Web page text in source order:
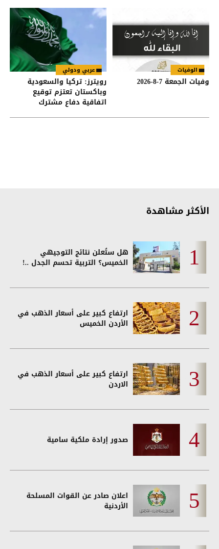
الوفيات
وفيات الجمعة 7-8-2026
عربي ودولي
رويترز: تركيا والسعودية
وباكستان تعتزم توقيع
اتفاقية دفاع مشترك
الأكثر مشاهدة
هل ستُعلن نتائج التوجيهي
الخميس؟ التربية تحسم الجدل ..!
ارتفاع كبير على أسعار الذهب في
الأردن الخميس
ارتفاع كبير على أسعار الذهب في
الاردن
صدور إرادة ملكية سامية
اعلان صادر عن القوات المسلحة
الأردنية